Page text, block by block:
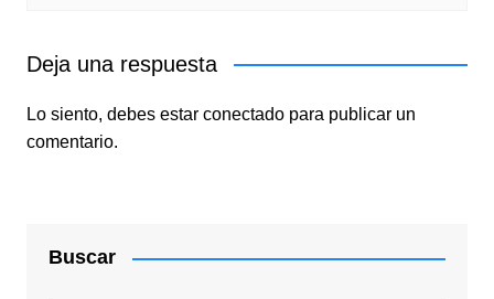
Deja una respuesta
Lo siento, debes estar conectadopara publicar un
comentario.
Buscar